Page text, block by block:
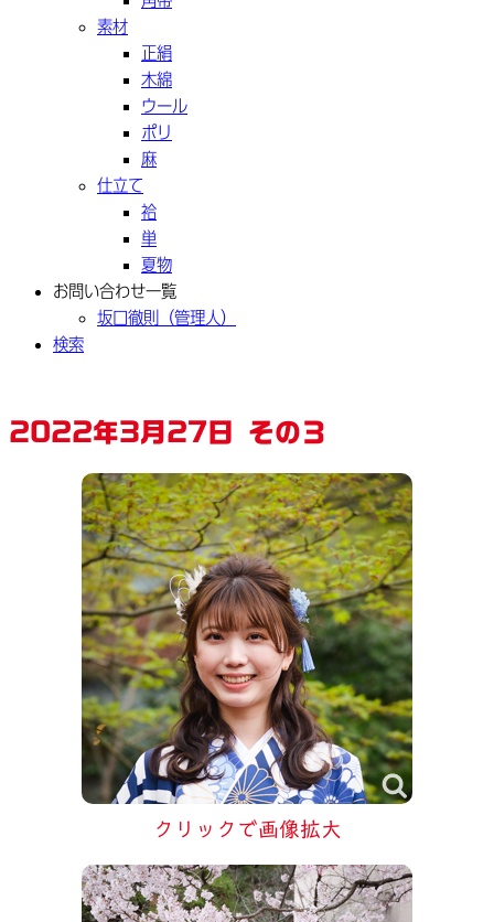
素材
正絹
木綿
ウール
ポリ
麻
仕立て
袷
単
夏物
お問い合わせ一覧
坂口徹則（管理人）
検索
2022年3月27日 その３
クリックで画像拡大